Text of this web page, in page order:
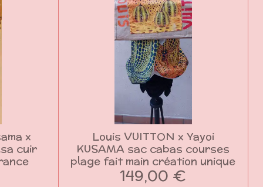
x
cuir
Louis VUITTON x Yayoi
KUSAMA sac cabas courses
plage fait main création unique
149,00 €